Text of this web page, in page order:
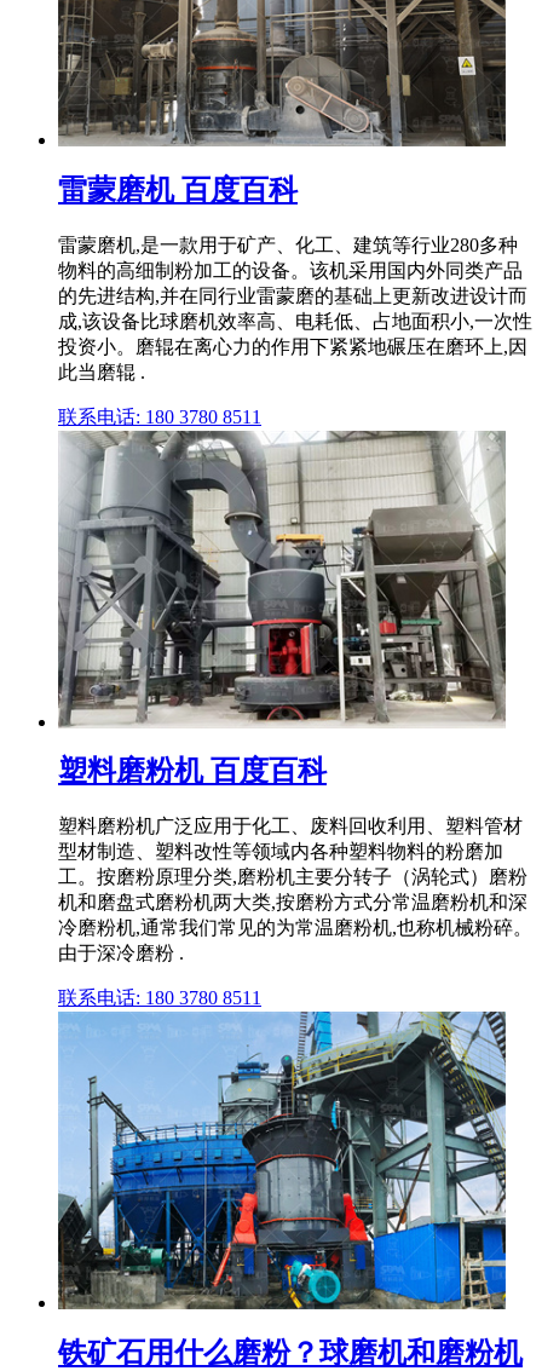
雷蒙磨机 百度百科
雷蒙磨机,是一款用于矿产、化工、建筑等行业280多种
物料的高细制粉加工的设备。该机采用国内外同类产品
的先进结构,并在同行业雷蒙磨的基础上更新改进设计而
成,该设备比球磨机效率高、电耗低、占地面积小,一次性
投资小。磨辊在离心力的作用下紧紧地碾压在磨环上,因
此当磨辊 .
联系电话: 180 3780 8511
塑料磨粉机 百度百科
塑料磨粉机广泛应用于化工、废料回收利用、塑料管材
型材制造、塑料改性等领域内各种塑料物料的粉磨加
工。按磨粉原理分类,磨粉机主要分转子（涡轮式）磨粉
机和磨盘式磨粉机两大类,按磨粉方式分常温磨粉机和深
冷磨粉机,通常我们常见的为常温磨粉机,也称机械粉碎。
由于深冷磨粉 .
联系电话: 180 3780 8511
铁矿石用什么磨粉？球磨机和磨粉机